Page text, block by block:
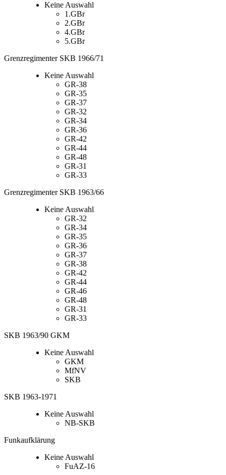
Keine Auswahl
1.GBr
2.GBr
4.GBr
5.GBr
Grenzregimenter SKB 1966/71
Keine Auswahl
GR-38
GR-35
GR-37
GR-32
GR-34
GR-36
GR-42
GR-44
GR-48
GR-31
GR-33
Grenzregimenter SKB 1963/66
Keine Auswahl
GR-32
GR-34
GR-35
GR-36
GR-37
GR-38
GR-42
GR-44
GR-46
GR-48
GR-31
GR-33
SKB 1963/90 GKM
Keine Auswahl
GKM
MfNV
SKB
SKB 1963-1971
Keine Auswahl
NB-SKB
Funkaufklärung
Keine Auswahl
FuAZ-16